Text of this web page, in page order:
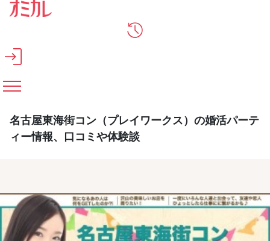
メインコンテンツへスキップ
名古屋東海街コン（プレイワークス）の婚活パーテ
ィー情報、口コミや体験談